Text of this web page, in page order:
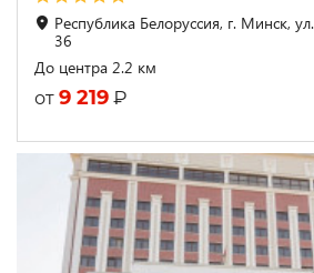
Республика Белоруссия, г. Минск,
36
До центра 2.2 км
от 9 219 ₽